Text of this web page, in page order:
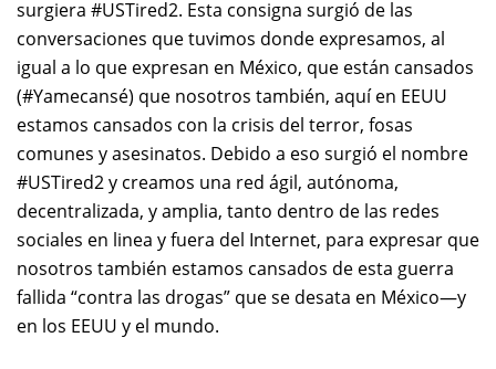
surgiera #USTired2. Esta consigna surgió de las
conversaciones que tuvimos donde expresamos, al
igual a lo que expresan en México, que están cansados
(#Yamecansé) que nosotros también, aquí en EEUU
estamos cansados con la crisis del terror, fosas
comunes y asesinatos. Debido a eso surgió el nombre
#USTired2 y creamos una red ágil, autónoma,
decentralizada, y amplia, tanto dentro de las redes
sociales en linea y fuera del Internet, para expresar que
nosotros también estamos cansados de esta guerra
fallida “contra las drogas” que se desata en México—y
en los EEUU y el mundo.